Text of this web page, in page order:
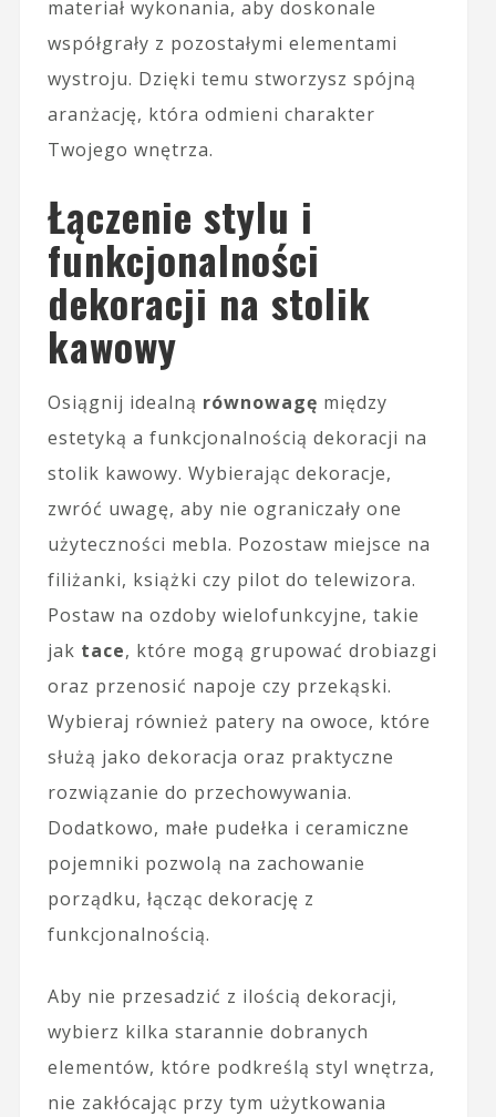
materiał wykonania, aby doskonale
współgrały z pozostałymi elementami
wystroju. Dzięki temu stworzysz spójną
aranżację, która odmieni charakter
Twojego wnętrza.
Łączenie stylu i
funkcjonalności
dekoracji na stolik
kawowy
Osiągnij idealną równowagę między
estetyką a funkcjonalnością dekoracji na
stolik kawowy. Wybierając dekoracje,
zwróć uwagę, aby nie ograniczały one
użyteczności mebla. Pozostaw miejsce na
filiżanki, książki czy pilot do telewizora.
Postaw na ozdoby wielofunkcyjne, takie
jak tace, które mogą grupować drobiazgi
oraz przenosić napoje czy przekąski.
Wybieraj również patery na owoce, które
służą jako dekoracja oraz praktyczne
rozwiązanie do przechowywania.
Dodatkowo, małe pudełka i ceramiczne
pojemniki pozwolą na zachowanie
porządku, łącząc dekorację z
funkcjonalnością.
Aby nie przesadzić z ilością dekoracji,
wybierz kilka starannie dobranych
elementów, które podkreślą styl wnętrza,
nie zakłócając przy tym użytkowania